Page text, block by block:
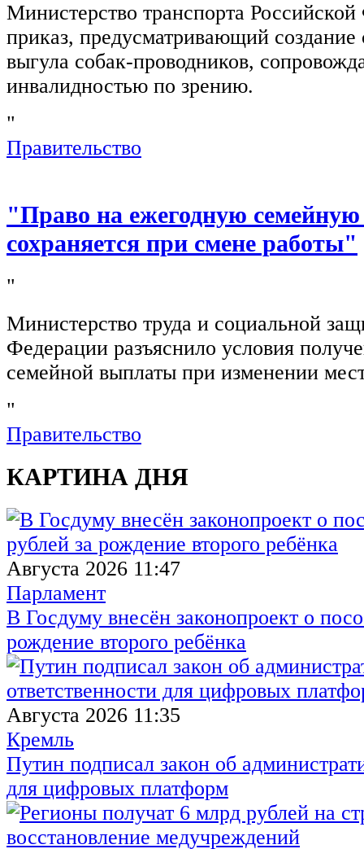
Министерство транспорта
приказ, предусматривающий создание
выгула собак-проводников,
инвалидностью по зрению.
"
Правительство
"Право на ежегодную
сохраняется при смене работы"
"
Министерство труда и социальной
Федерации разъяснило условия
семейной выплаты при изменении
"
Правительство
КАРТИНА ДНЯ
Августа 2026 11:47
Парламент
В Госдуму внесён законопроект о
рождение второго ребёнка
Августа 2026 11:35
Кремль
Путин подписал закон об
для цифровых платформ